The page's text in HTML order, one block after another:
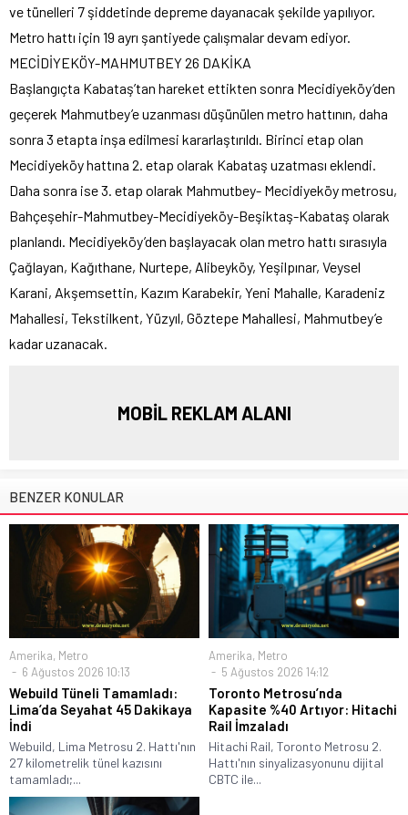
ve tünelleri 7 şiddetinde depreme dayanacak şekilde yapılıyor.
Metro hattı için 19 ayrı şantiyede çalışmalar devam ediyor.
MECİDİYEKÖY-MAHMUTBEY 26 DAKİKA
Başlangıçta Kabataş’tan hareket ettikten sonra Mecidiyeköy’den
geçerek Mahmutbey’e uzanması düşünülen metro hattının, daha
sonra 3 etapta inşa edilmesi kararlaştırıldı. Birinci etap olan
Mecidiyeköy hattına 2. etap olarak Kabataş uzatması eklendi.
Daha sonra ise 3. etap olarak Mahmutbey- Mecidiyeköy metrosu,
Bahçeşehir-Mahmutbey-Mecidiyeköy-Beşiktaş-Kabataş olarak
planlandı. Mecidiyeköy’den başlayacak olan metro hattı sırasıyla
Çağlayan, Kağıthane, Nurtepe, Alibeyköy, Yeşilpınar, Veysel
Karani, Akşemsettin, Kazım Karabekir, Yeni Mahalle, Karadeniz
Mahallesi, Tekstilkent, Yüzyıl, Göztepe Mahallesi, Mahmutbey’e
kadar uzanacak.
MOBİL REKLAM ALANI
BENZER KONULAR
Amerika, Metro
6 Ağustos 2026 10:13
Webuild Tüneli Tamamladı:
Lima’da Seyahat 45 Dakikaya
İndi
Webuild, Lima Metrosu 2. Hattı'nın
27 kilometrelik tünel kazısını
tamamladı;...
Amerika, Metro
5 Ağustos 2026 14:12
Toronto Metrosu’nda
Kapasite %40 Artıyor: Hitachi
Rail İmzaladı
Hitachi Rail, Toronto Metrosu 2.
Hattı'nın sinyalizasyonunu dijital
CBTC ile...